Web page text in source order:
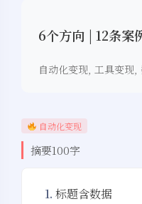
6个方向 | 12条案
自动化变现, 工具变现
自动化变现
摘要100字
1. 标题含数据